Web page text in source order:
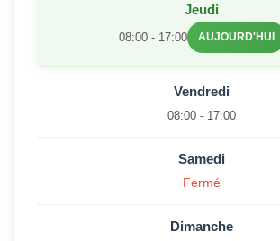
Jeudi
08:00 - 17:00 AUJOURD'HUI
Vendredi
08:00 - 17:00
Samedi
Fermé
Dimanche